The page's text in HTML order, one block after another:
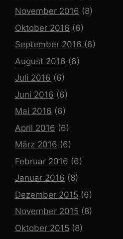
November 2016 (8)
Oktober 2016 (6)
September 2016 (6)
August 2016 (6)
Juli 2016 (6)
Juni 2016 (6)
Mai 2016 (6)
April 2016 (6)
März 2016 (6)
Februar 2016 (6)
Januar 2016 (8)
Dezember 2015 (6)
November 2015 (8)
Oktober 2015 (8)